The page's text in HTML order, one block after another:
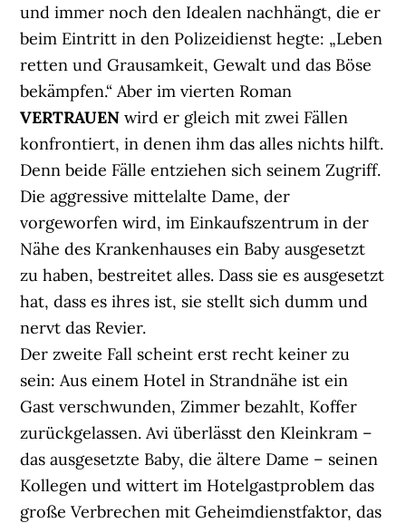
und immer noch den Idealen nachhängt, die er
beim Eintritt in den Polizeidienst hegte: „Leben
retten und Grausamkeit, Gewalt und das Böse
bekämpfen.“ Aber im vierten Roman
VERTRAUEN wird er gleich mit zwei Fällen
konfrontiert, in denen ihm das alles nichts hilft.
Denn beide Fälle entziehen sich seinem Zugriff.
Die aggressive mittelalte Dame, der
vorgeworfen wird, im Einkaufszentrum in der
Nähe des Krankenhauses ein Baby ausgesetzt
zu haben, bestreitet alles. Dass sie es ausgesetzt
hat, dass es ihres ist, sie stellt sich dumm und
nervt das Revier.
Der zweite Fall scheint erst recht keiner zu
sein: Aus einem Hotel in Strandnähe ist ein
Gast verschwunden, Zimmer bezahlt, Koffer
zurückgelassen. Avi überlässt den Kleinkram –
das ausgesetzte Baby, die ältere Dame – seinen
Kollegen und wittert im Hotelgastproblem das
große Verbrechen mit Geheimdienstfaktor, das